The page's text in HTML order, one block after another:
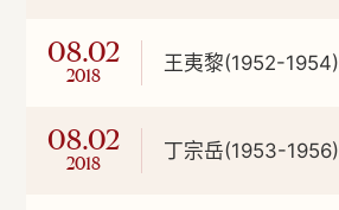
08.02
2018
王夷黎(1952-1954)
08.02
2018
丁宗岳(1953-1956)